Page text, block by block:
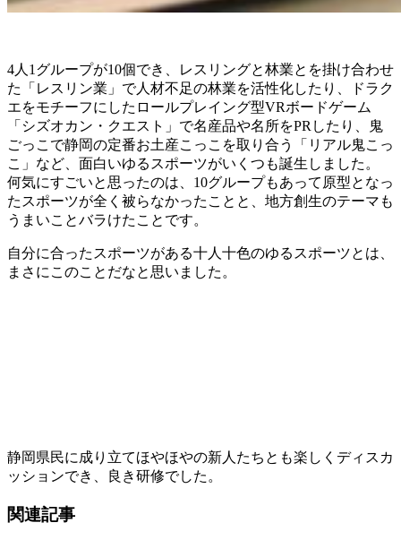
4人1グループが10個でき、レスリングと林業とを掛け合わせ
た「レスリン業」で人材不足の林業を活性化したり、ドラク
エをモチーフにしたロールプレイング型VRボードゲーム
「シズオカン・クエスト」で名産品や名所をPRしたり、鬼
ごっこで静岡の定番お土産こっこを取り合う「リアル鬼こっ
こ」など、面白いゆるスポーツがいくつも誕生しました。
何気にすごいと思ったのは、10グループもあって原型となっ
たスポーツが全く被らなかったことと、地方創生のテーマも
うまいことバラけたことです。
自分に合ったスポーツがある十人十色のゆるスポーツとは、
まさにこのことだなと思いました。
静岡県民に成り立てほやほやの新人たちとも楽しくディスカ
ッションでき、良き研修でした。
関連記事